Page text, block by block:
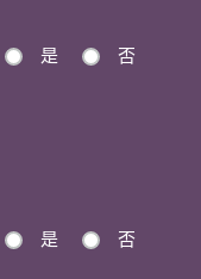
是 否
是 否